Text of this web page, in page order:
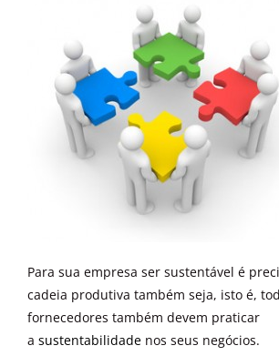
Para sua empresa ser sustentável é
cadeia produtiva também seja, isto é,
fornecedores também devem praticar
a sustentabilidade nos seus negócios.